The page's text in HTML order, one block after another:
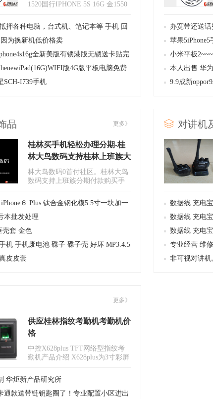
1520国行IPHONE 5S 16G 金1550
押各种电脑，台式机、笔记本等 手机 回
为换新机低价格卖
全新美版有锁港版无锁送卡贴完
信用卡消费
版4G版平板电脑免费
用卡支付
SCH-I739手机
办宽带还送
苹果
新电池
小米平板
本人出售 华
9.9成新
更多》
品
桂林买手机轻松办理分期-桂
林大鸟数码支持桂林上班族大
学生分期购买各种款式手机
林大鸟数码0首付社区。桂林大鸟
数码支持上班族分期付款购买手
你..
６ Plus 钛合金钢化模5.5寸一块加一
边框
本批发处理
壳套 金色
机 手机废电池 碟子 碟子壳 好坏 MP3.4.5
皮皮套
对讲机
数据线 充电
数据线 充电
数据线 充电
专业经营 维
非可视对讲
更多》
供应桂林指纹考勤机考勤机价
格
中控X628plus TFT网络型指纹考
勤机产品介绍 X628plus为3寸彩屏
华炬新产品研究所
通款送带链钥匙圈了！专业配置小区进出